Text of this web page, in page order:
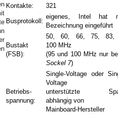
Kontakte:
321
Busprotokoll:
eigenes, Intel hat
Bezeichnung eingeführt
Bustakt
(FSB):
50, 60, 66, 75, 83,
100 MHz
(95 und 100 MHz nur
Sockel 7)
Betriebs­
spannung:
Single-Voltage oder
Voltage
unterstützte
abhängig von
Mainboard-